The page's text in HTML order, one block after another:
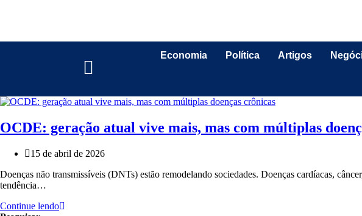
Economia Política Artigos
OCDE: geração atual vive mais, mas com múltiplas
15 de abril de 2026
Doenças não transmissíveis (DNTs) estão remodelando sociedades. Doenças cardíacas,
tendência…
Continue lendo